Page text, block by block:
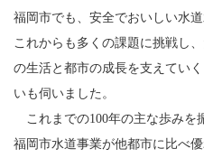
福岡市でも、安全でおいしい水
これからも多くの課題に挑戦し
の生活と都市の成長を支えてい
いも伺いました。
これまでの100年の主な歩みを
福岡市水道事業が他都市に比べ